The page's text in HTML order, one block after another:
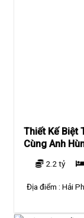
Thiết Kế Biệt
Cùng Anh
2.2 tỷ
Địa điểm :Hải